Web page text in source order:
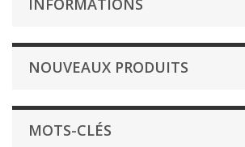
INFORMATIONS
NOUVEAUX PRODUITS
MOTS-CLÉS